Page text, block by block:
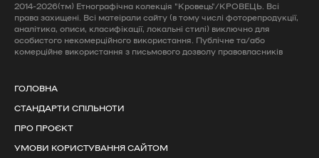
2014-2026(тм) Етнографічна колекція "Кровець"/КРОВЕЦЬ. Всі
права захищені. Всі матеірали сайту (в тому числі фоторепродукції,
аналітика, описи, класифікації, локальні стилі) виключно для
особистого некомерційного використання. Публічне та/або
комерційне використання з письмового дозволу правовласників
ГОЛОВНА
СТАНДАРТИ СПІЛЬНОТИ
ПРО ПРОЄКТ
УМОВИ КОРИСТУВАННЯ САЙТОМ